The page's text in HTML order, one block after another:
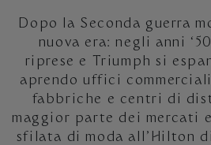
Dopo la Seconda guerra
nuova era: negli anni
riprese e Triumph si
aprendo uffici
fabbriche e centri di
maggior parte dei mercati
sfilata di moda all’Hilton